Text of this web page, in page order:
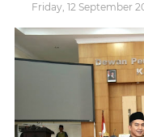
Friday, 12 September